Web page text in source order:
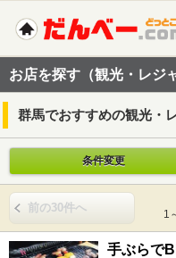
お店を探す（観光・レジ
群馬でおすすめの観光・
条件変更
前の30件へ
1
手ぶらで